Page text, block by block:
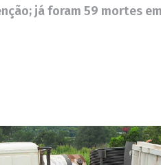
já foram 59 mortes